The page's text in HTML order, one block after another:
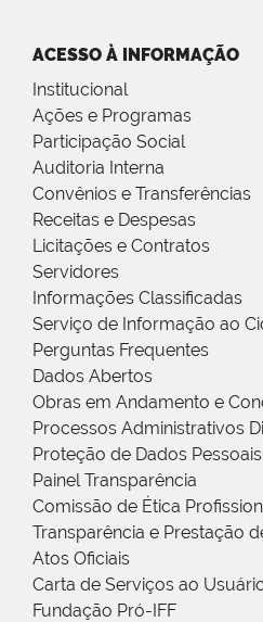
ACESSO À INFORMAÇÃO
Institucional
Ações e Programas
Participação Social
Auditoria Interna
Convênios e Transferências
Receitas e Despesas
Licitações e Contratos
Servidores
Informações Classificadas
Serviço de Informação ao
Perguntas Frequentes
Dados Abertos
Obras em Andamento e
Processos Administrativos
Proteção de Dados
Painel Transparência
Comissão de Ética
Transparência e Prestação
Atos Oficiais
Carta de Serviços ao
Fundação Pró-IFF